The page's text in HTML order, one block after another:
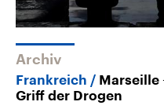
Archiv
Frankreich
Marseille
Griff der Drogen